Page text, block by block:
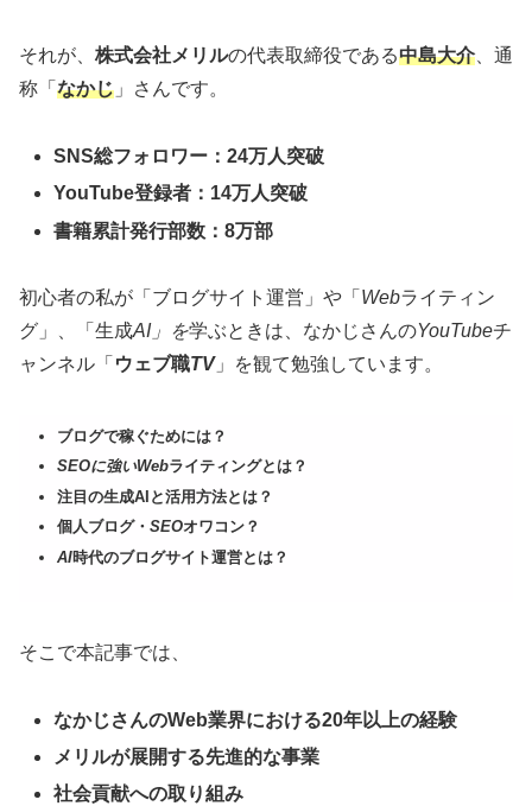
それが、 株式会社メリルの代表取締役である中島大介 、通
称「 なかじ 」さんです。
SNS総フォロワー：24万人突破
YouTube登録者：14万人突破
書籍累計発行部数：8万部
初心者の私が「ブログサイト運営」や「 Webライティン
グ」、「生成AI」を学ぶときは、なかじさんのYouTubeチ
ャンネル「 ウェブ職TV」を観て勉強しています。
ブログで稼ぐためには？
SEOに強いWebライティングとは？
注目の生成AIと活用方法とは？
個人ブログ・ SEOオワコン？
AI時代のブログサイト運営とは？
そこで本記事では、
なかじさんのWeb業界における20年以上の経験
メリルが展開する先進的な事業
社会貢献への取り組み